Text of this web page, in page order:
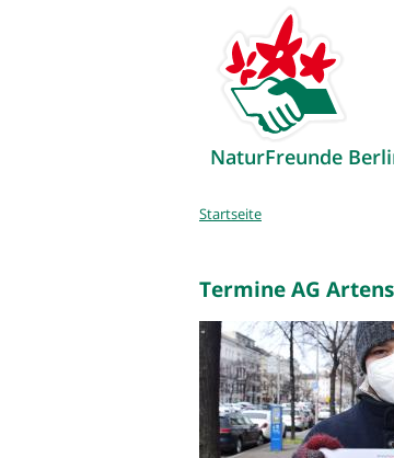
NaturFreunde
Sie
Startseite
Termine AG